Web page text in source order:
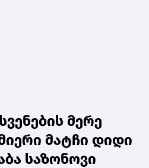
მერე
მატჩი დიდი
საზონოვი